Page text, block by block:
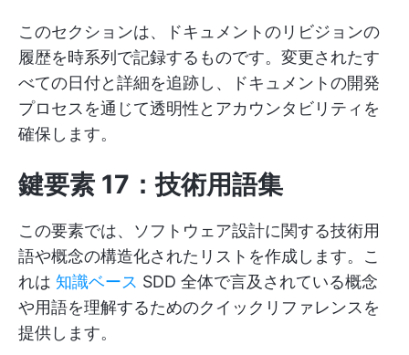
このセクションは、ドキュメントのリビジョンの
履歴を時系列で記録するものです。変更されたす
べての日付と詳細を追跡し、ドキュメントの開発
プロセスを通じて透明性とアカウンタビリティを
確保します。
鍵要素 17：技術用語集
この要素では、ソフトウェア設計に関する技術用
語や概念の構造化されたリストを作成します。こ
れは 知識ベース SDD 全体で言及されている概念
や用語を理解するためのクイックリファレンスを
提供します。